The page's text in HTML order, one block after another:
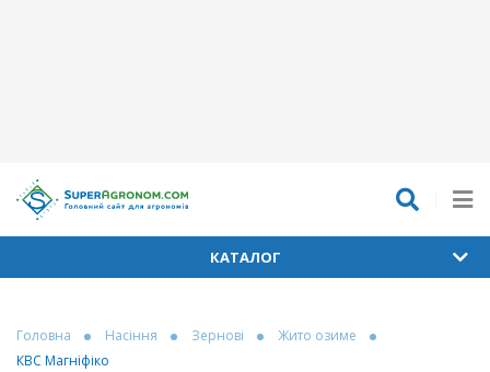
КАТАЛОГ
Головна Насіння Зернові
Жито озиме
КВС Магніфіко